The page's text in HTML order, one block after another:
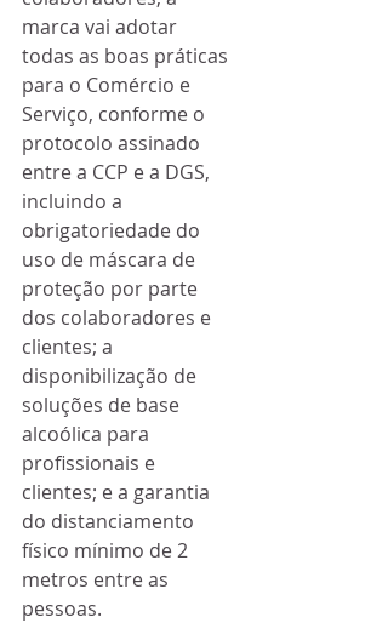
marca vai adotar
todas as boas práticas
para o Comércio e
Serviço, conforme o
protocolo assinado
entre a CCP e a DGS,
incluindo a
obrigatoriedade do
uso de máscara de
proteção por parte
dos colaboradores e
clientes; a
disponibilização de
soluções de base
alcoólica para
profissionais e
clientes; e a garantia
do distanciamento
físico mínimo de 2
metros entre as
pessoas.